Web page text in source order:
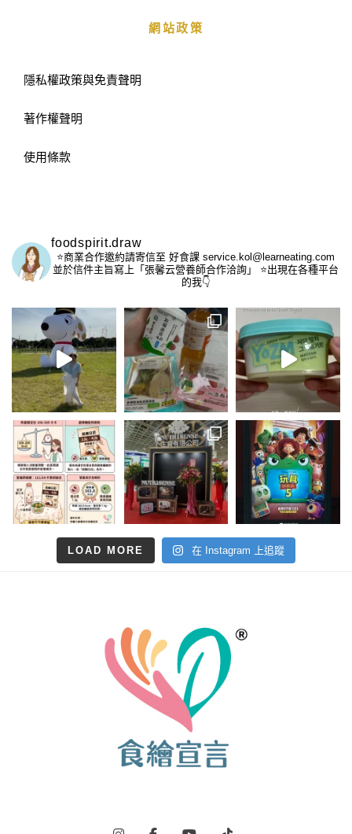
網站政策
隱私權政策與免責聲明
著作權聲明
使用條款
foodspirit.draw
⭐️商業合作邀約請寄信至 好食課 service.kol@learneating.com
並於信件主旨寫上「張馨云營養師合作洽詢」
⭐️出現在各種平台
的我👇
LOAD MORE 在 Instagram 上追蹤